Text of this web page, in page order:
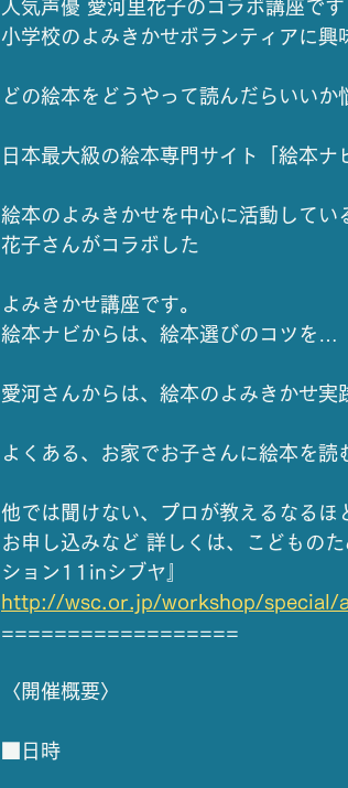
人気声優 愛河里花子のコラボ講座です
小学校のよみきかせボランティアに興
どの絵本をどうやって読んだらいいか
日本最大級の絵本専門サイト「絵本ナ
絵本のよみきかせを中心に活動して
花子さんがコラボした
よみきかせ講座です。
絵本ナビからは、絵本選びのコツを…
愛河さんからは、絵本のよみきかせ
よくある、お家でお子さんに絵本を読
他では聞けない、プロが教えるなる
お申し込みなど 詳しくは、こどもの
ション11inシブヤ』
http://wsc.or.jp/workshop/special/
==================
〈開催概要〉
■日時